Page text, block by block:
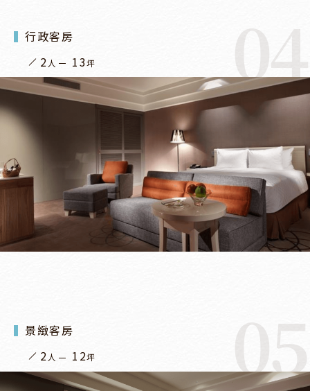
04
行政客房
2 人 13坪
05
景緻客房
2人 12坪